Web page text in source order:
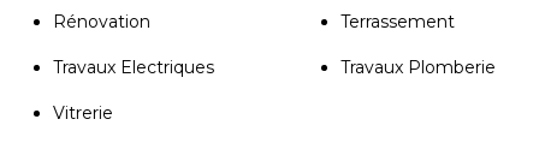
Rénovation Terrassement
Travaux Electriques Travaux Plomberie
Vitrerie